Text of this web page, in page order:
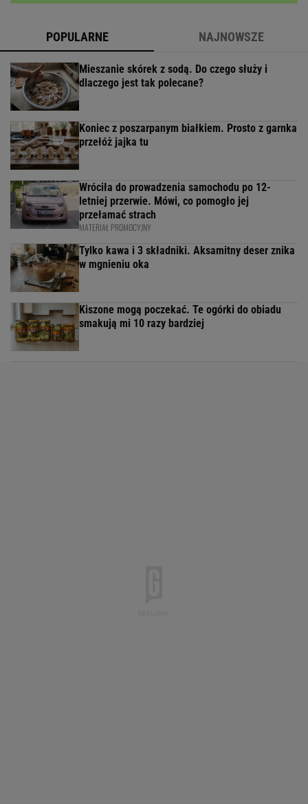
POPULARNE NAJNOWSZE
Mieszanie skórek z sodą. Do czego służy i
dlaczego jest tak polecane?
Koniec z poszarpanym białkiem. Prosto z garnka
przełóż jajka tu
Wróciła do prowadzenia samochodu po 12-
letniej przerwie. Mówi, co pomogło jej
przełamać strach
MATERIAŁ PROMOCYJNY
Tylko kawa i 3 składniki. Aksamitny deser znika
w mgnieniu oka
Kiszone mogą poczekać. Te ogórki do obiadu
smakują mi 10 razy bardziej